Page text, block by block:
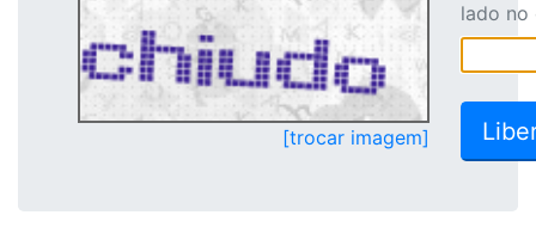
[trocar imagem]
lado no